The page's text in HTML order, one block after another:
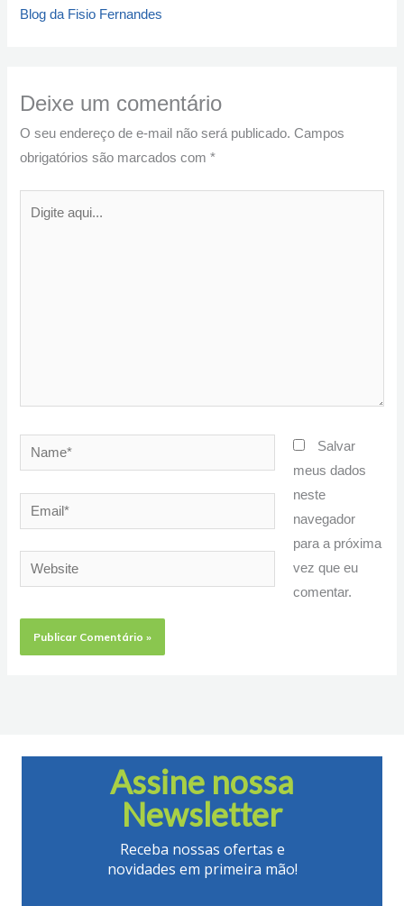
Blog da Fisio Fernandes
Deixe um comentário
O seu endereço de e-mail não será publicado. Campos
obrigatórios são marcados com*
Name*
Email*
Website
Salvar
meus dados
neste
navegador
para a próxima
vez que eu
comentar.
Assine nossa
Newsletter
Receba nossas ofertas e
novidades em primeira mão!